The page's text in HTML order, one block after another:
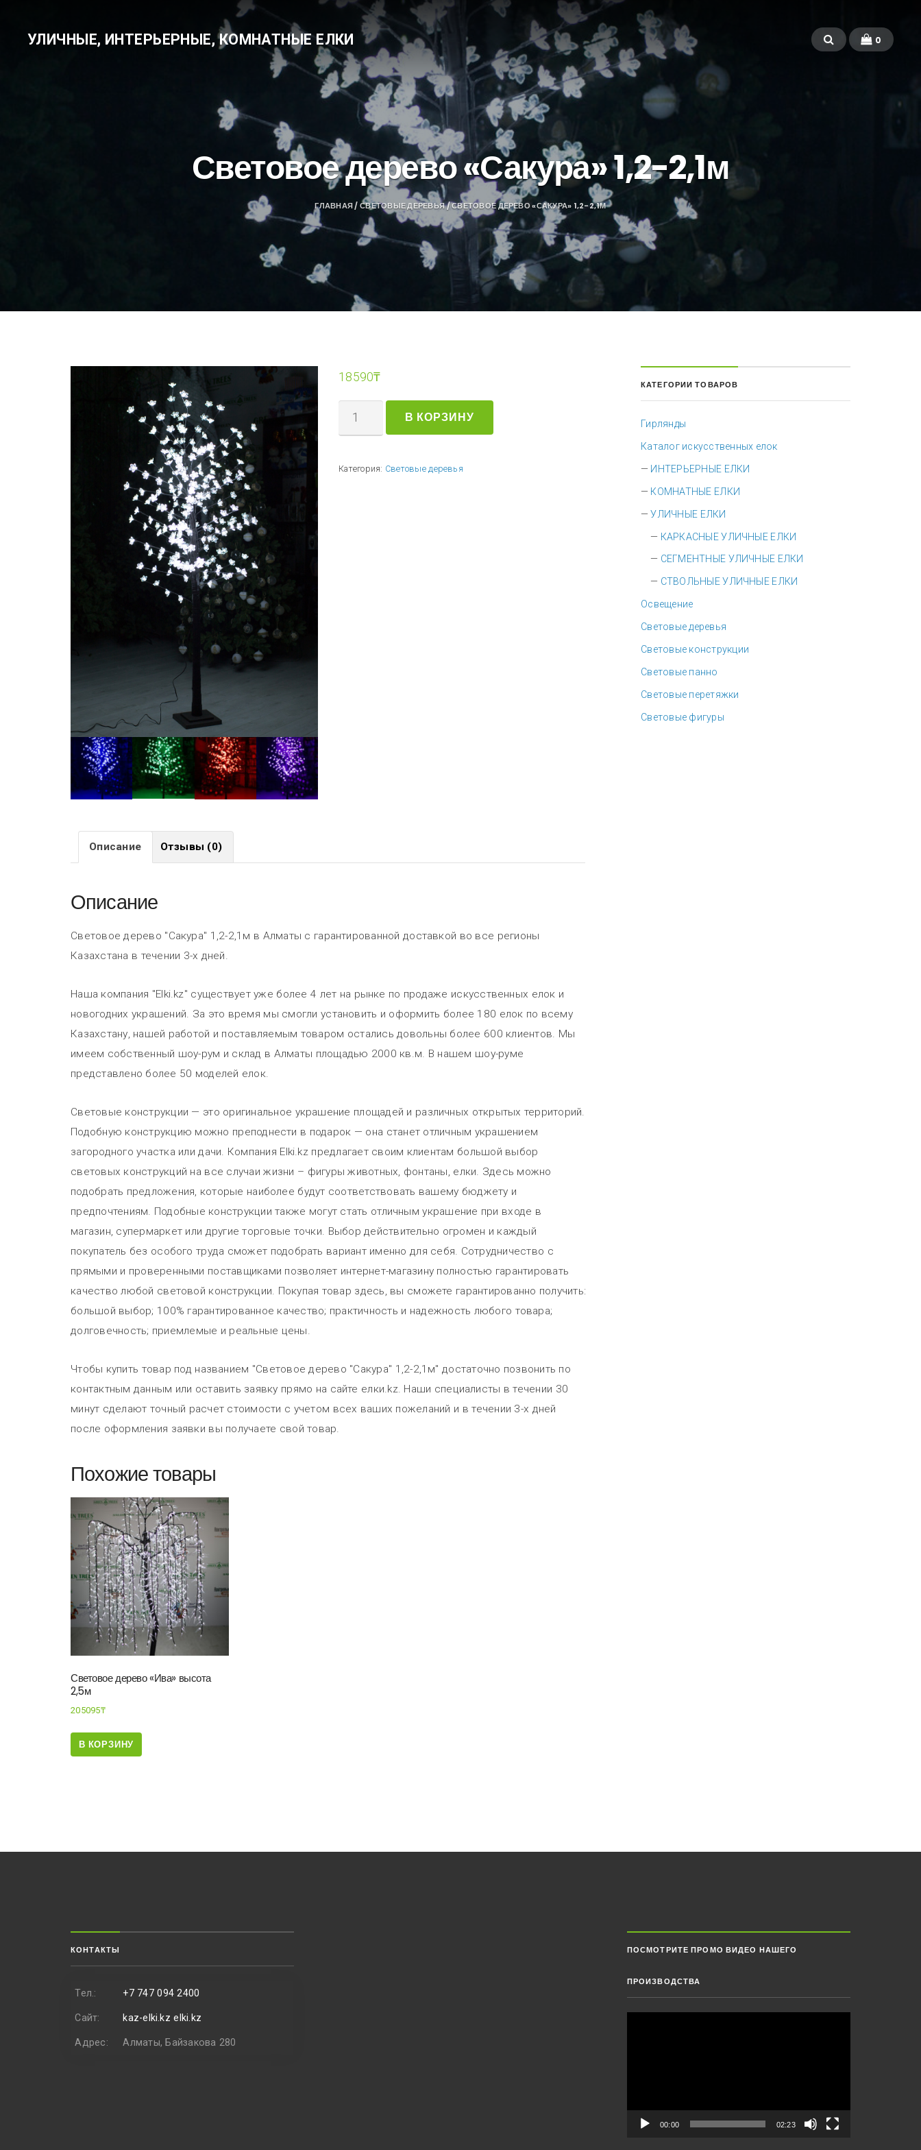
УЛИЧНЫЕ, ИНТЕРЬЕРНЫЕ, КОМНАТНЫЕ ЕЛКИ 0
Световое дерево «Сакура» 1,2-2,1м
ГЛАВНАЯ/СВЕТОВЫЕ ДЕРЕВЬЯ/ СВЕТОВОЕ ДЕРЕВО «САКУРА» 1,2-2,1М
18590₸
В КОРЗИНУ
Категория: Световые деревья
Описание Отзывы (0)
Описание
Световое дерево "Сакура" 1,2-2,1м в Алматы с гарантированной доставкой во все регионы
Казахстана в течении 3-х дней.
Наша компания "Elki.kz" существует уже более 4 лет на рынке по продаже искусственных елок и
новогодних украшений. За это время мы смогли установить и оформить более 180 елок по всему
Казахстану, нашей работой и поставляемым товаром остались довольны более 600 клиентов. Мы
имеем собственный шоу-рум и склад в Алматы площадью 2000 кв.м. В нашем шоу-руме
представлено более 50 моделей елок.
Световые конструкции — это оригинальное украшение площадей и различных открытых территорий.
Подобную конструкцию можно преподнести в подарок — она станет отличным украшением
загородного участка или дачи. Компания Elki.kz предлагает своим клиентам большой выбор
световых конструкций на все случаи жизни – фигуры животных, фонтаны, елки. Здесь можно
подобрать предложения, которые наиболее будут соответствовать вашему бюджету и
предпочтениям. Подобные конструкции также могут стать отличным украшение при входе в
магазин, супермаркет или другие торговые точки. Выбор действительно огромен и каждый
покупатель без особого труда сможет подобрать вариант именно для себя. Сотрудничество с
прямыми и проверенными поставщиками позволяет интернет-магазину полностью гарантировать
качество любой световой конструкции. Покупая товар здесь, вы сможете гарантированно получить:
большой выбор; 100% гарантированное качество; практичность и надежность любого товара;
долговечность; приемлемые и реальные цены.
Чтобы купить товар под названием "Световое дерево "Сакура" 1,2-2,1м" достаточно позвонить по
контактным данным или оставить заявку прямо на сайте елки.kz. Наши специалисты в течении 30
минут сделают точный расчет стоимости с учетом всех ваших пожеланий и в течении 3-х дней
после оформления заявки вы получаете свой товар.
Похожие товары
Световое дерево «Ива» высота
2,5м
205095₸
В КОРЗИНУ
КАТЕГОРИИ ТОВАРОВ
Гирлянды
Каталог искусственных елок
ИНТЕРЬЕРНЫЕ ЕЛКИ
КОМНАТНЫЕ ЕЛКИ
УЛИЧНЫЕ ЕЛКИ
КАРКАСНЫЕ УЛИЧНЫЕ ЕЛКИ
СЕГМЕНТНЫЕ УЛИЧНЫЕ ЕЛКИ
СТВОЛЬНЫЕ УЛИЧНЫЕ ЕЛКИ
Освещение
Световые деревья
Световые конструкции
Световые панно
Световые перетяжки
Световые фигуры
КОНТАКТЫ
Тел.: +7 747 094 2400
Сайт: kaz-elki.kz elki.kz
Адрес: Алматы, Байзакова 280
ПОСМОТРИТЕ ПРОМО ВИДЕО НАШЕГО
ПРОИЗВОДСТВА
00:00 02:23